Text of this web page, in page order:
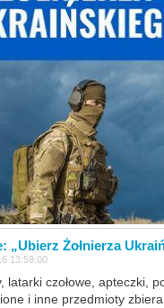
„Ubierz Żołnierza
13:59:00
latarki czołowe, apteczki,
i inne przedmioty